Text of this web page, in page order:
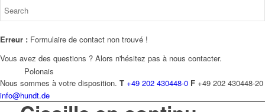
Polonais
Erreur : Formulaire de contact non trouvé !
Vous avez des questions ? Alors n'hésitez pas à nous contacter.
Nous sommes à votre disposition. T +49 202 430448-0 F +49 202 430448-20
info@hundt.de